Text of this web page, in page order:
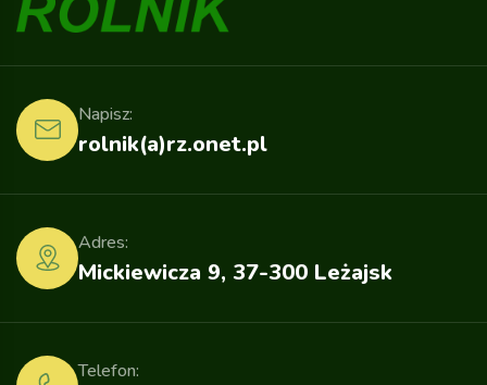
rolnik(a)rz.onet.pl
Napisz:
Mickiewicza 9, 37-300 Leżajsk
Adres:
Telefon: